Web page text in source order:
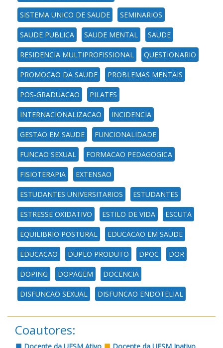
SISTEMA UNICO DE SAUDE SEMINARIOS
SAUDE PUBLICA SAUDE MENTAL SAUDE
RESIDENCIA MULTIPROFISSIONAL QUESTIONARIO
PROMOCAO DA SAUDE PROBLEMAS MENTAIS
POS-GRADUACAO PILATES
INTERNACIONALIZACAO INCIDENCIA
GESTAO EM SAUDE FUNCIONALIDADE
FUNCAO SEXUAL FORMACAO PEDAGOGICA
FISIOTERAPIA EXTENSAO
ESTUDANTES UNIVERSITARIOS ESTUDANTES
ESTRESSE OXIDATIVO ESTILO DE VIDA ESCUTA
EQUILIBRIO POSTURAL EDUCACAO EM SAUDE
EDUCACAO DUPLO PRODUTO DPOC DOR
DOPING DOPAGEM DOCENCIA
DISFUNCAO SEXUAL DISFUNCAO ENDOTELIAL
Coautores: